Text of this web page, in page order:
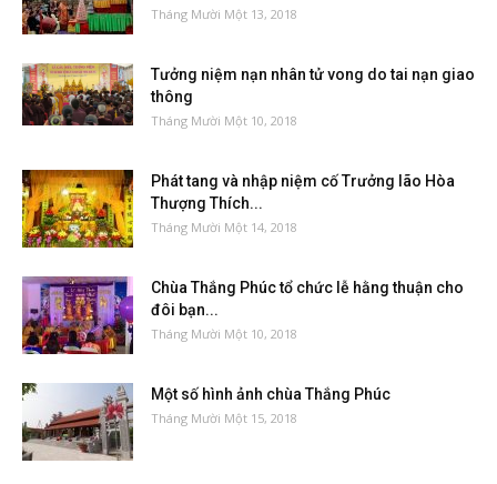
Tháng Mười Một 13, 2018
Tưởng niệm nạn nhân tử vong do tai nạn giao
thông
Tháng Mười Một 10, 2018
Phát tang và nhập niệm cố Trưởng lão Hòa
Thượng Thích...
Tháng Mười Một 14, 2018
Chùa Thắng Phúc tổ chức lễ hằng thuận cho
đôi bạn...
Tháng Mười Một 10, 2018
Một số hình ảnh chùa Thắng Phúc
Tháng Mười Một 15, 2018